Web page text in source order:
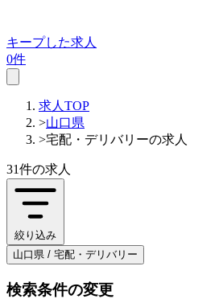
キープした求人
0件
求人TOP
>山口県
>宅配・デリバリーの求人
31件の求人
絞り込み
山口県 / 宅配・デリバリー
検索条件の変更